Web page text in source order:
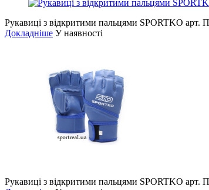
Рукавиці з відкритими пальцями SPORTKO
Докладніше У наявності
Рукавиці з відкритими пальцями SPORTKO арт.